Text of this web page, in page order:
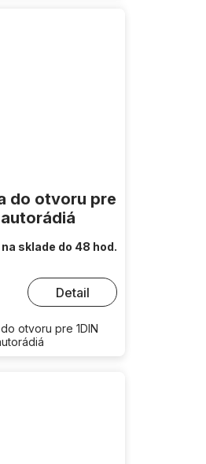
do otvoru pre
autorádiá
sklade do 48 hod.
Detail
otvoru pre 1DIN